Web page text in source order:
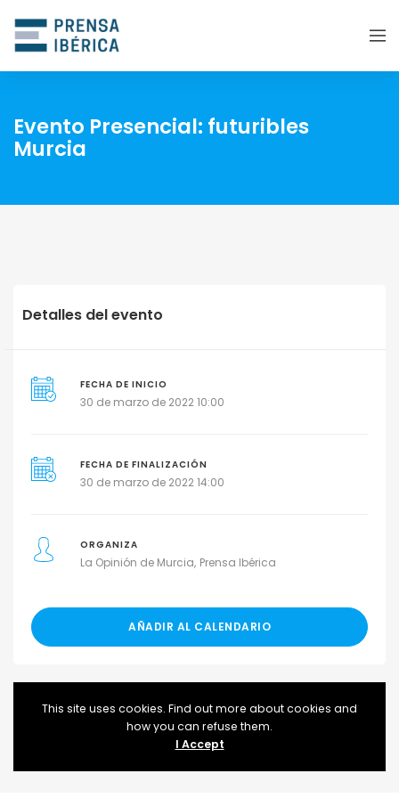
Evento Presencial: futuribles
Murcia
Detalles del evento
FECHA DE INICIO
30 de marzo de 2022 10:00
FECHA DE FINALIZACIÓN
30 de marzo de 2022 14:00
ORGANIZA
La Opinión de Murcia Prensa Ibérica
AÑADIR AL CALENDARIO
Inscripciones no están activas. Íntentalo de nuevo más
This site uses cookies. Find out more about cookies and
how you can refuse them.
I Accept